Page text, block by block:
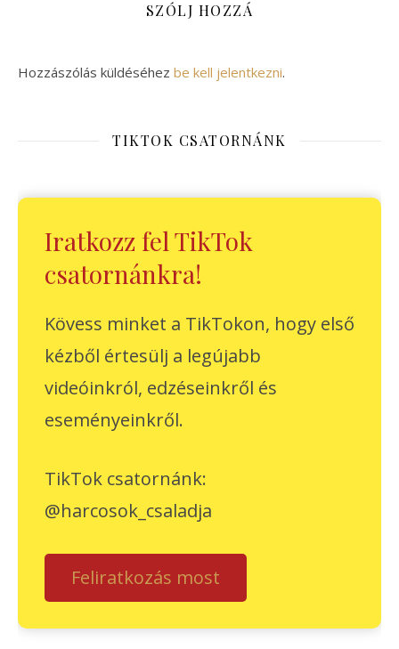
SZÓLJ HOZZÁ
Hozzászólás küldéséhez be kell jelentkezni.
TIKTOK CSATORNÁNK
Iratkozz fel TikTok
csatornánkra!
Kövess minket a TikTokon, hogy első
kézből értesülj a legújabb
videóinkról, edzéseinkről és
eseményeinkről.
TikTok csatornánk:
@harcosok_csaladja
Feliratkozás most